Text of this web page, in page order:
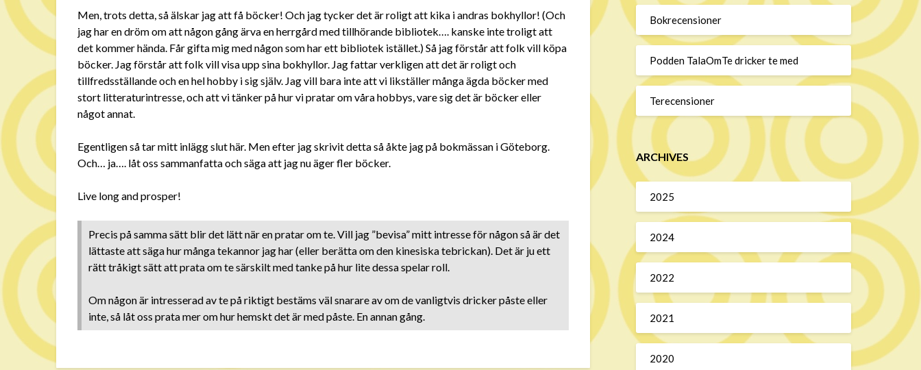
Men, trots detta, så älskar jag att få böcker! Och jag tycker det är roligt att kika i andras bokhyllor! (Och
jag har en dröm om att någon gång ärva en herrgård med tillhörande bibliotek…. kanske inte troligt att
det kommer hända. Får gifta mig med någon som har ett bibliotek istället.) Så jag förstår att folk vill köpa
böcker. Jag förstår att folk vill visa upp sina bokhyllor. Jag fattar verkligen att det är roligt och
tillfredsställande och en hel hobby i sig själv. Jag vill bara inte att vi likställer många ägda böcker med
stort litteraturintresse, och att vi tänker på hur vi pratar om våra hobbys, vare sig det är böcker eller
något annat.
Egentligen så tar mitt inlägg slut här. Men efter jag skrivit detta så åkte jag på bokmässan i Göteborg.
Och… ja…. låt oss sammanfatta och säga att jag nu äger fler böcker.
Live long and prosper!
Precis på samma sätt blir det lätt när en pratar om te. Vill jag ”bevisa” mitt intresse för någon så är det
lättaste att säga hur många tekannor jag har (eller berätta om den kinesiska tebrickan). Det är ju ett
rätt tråkigt sätt att prata om te särskilt med tanke på hur lite dessa spelar roll.
Om någon är intresserad av te på riktigt bestäms väl snarare av om de vanligtvis dricker påste eller
inte, så låt oss prata mer om hur hemskt det är med påste. En annan gång.
Bokrecensioner
Podden TalaOmTe dricker te med
Terecensioner
ARCHIVES
2025
2024
2022
2021
2020